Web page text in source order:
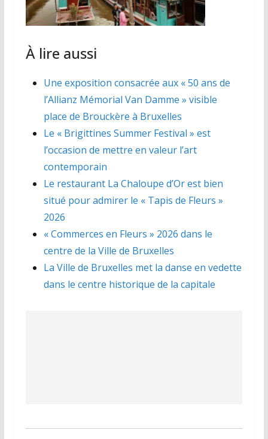
À lire aussi
Une exposition consacrée aux « 50 ans de
l’Allianz Mémorial Van Damme » visible
place de Brouckère à Bruxelles
Le « Brigittines Summer Festival » est
l’occasion de mettre en valeur l’art
contemporain
Le restaurant La Chaloupe d’Or est bien
situé pour admirer le « Tapis de Fleurs »
2026
« Commerces en Fleurs » 2026 dans le
centre de la Ville de Bruxelles
La Ville de Bruxelles met la danse en vedette
dans le centre historique de la capitale